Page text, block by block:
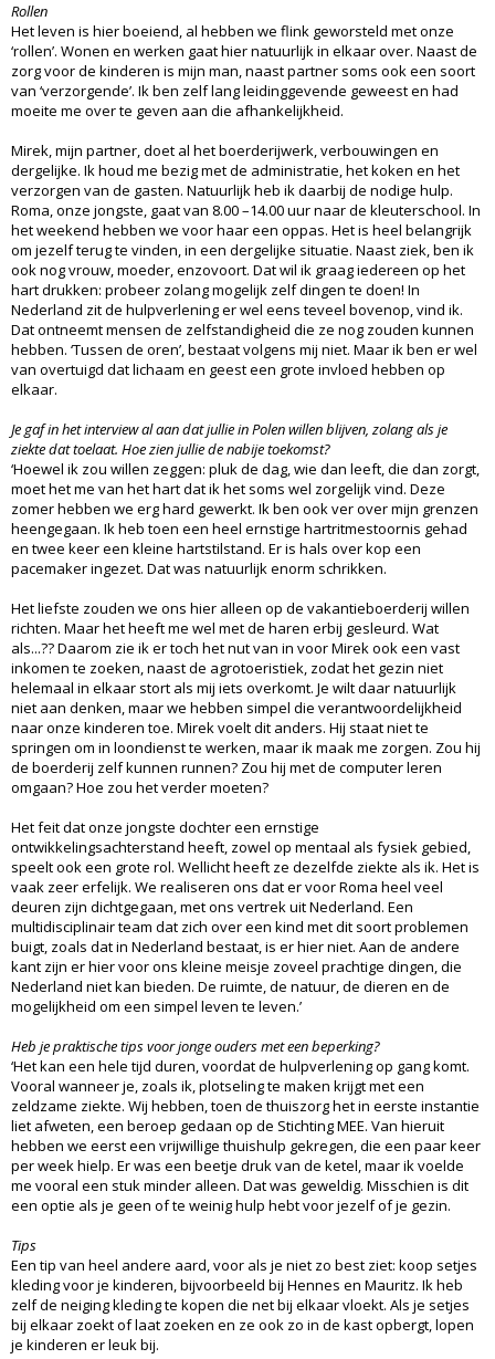
Rollen
Het leven is hier boeiend, al hebben we flink geworsteld met onze
‘rollen’. Wonen en werken gaat hier natuurlijk in elkaar over. Naast de
zorg voor de kinderen is mijn man, naast partner soms ook een soort
van ‘verzorgende’. Ik ben zelf lang leidinggevende geweest en had
moeite me over te geven aan die afhankelijkheid.
Mirek, mijn partner, doet al het boerderijwerk, verbouwingen en
dergelijke. Ik houd me bezig met de administratie, het koken en het
verzorgen van de gasten. Natuurlijk heb ik daarbij de nodige hulp.
Roma, onze jongste, gaat van 8.00 –14.00 uur naar de kleuterschool. In
het weekend hebben we voor haar een oppas. Het is heel belangrijk
om jezelf terug te vinden, in een dergelijke situatie. Naast ziek, ben ik
ook nog vrouw, moeder, enzovoort. Dat wil ik graag iedereen op het
hart drukken: probeer zolang mogelijk zelf dingen te doen! In
Nederland zit de hulpverlening er wel eens teveel bovenop, vind ik.
Dat ontneemt mensen de zelfstandigheid die ze nog zouden kunnen
hebben. ‘Tussen de oren’, bestaat volgens mij niet. Maar ik ben er wel
van overtuigd dat lichaam en geest een grote invloed hebben op
elkaar.
Je gaf in het interview al aan dat jullie in Polen willen blijven, zolang als je
ziekte dat toelaat. Hoe zien jullie de nabije toekomst?
‘Hoewel ik zou willen zeggen: pluk de dag, wie dan leeft, die dan zorgt,
moet het me van het hart dat ik het soms wel zorgelijk vind. Deze
zomer hebben we erg hard gewerkt. Ik ben ook ver over mijn grenzen
heengegaan. Ik heb toen een heel ernstige hartritmestoornis gehad
en twee keer een kleine hartstilstand. Er is hals over kop een
pacemaker ingezet. Dat was natuurlijk enorm schrikken.
Het liefste zouden we ons hier alleen op de vakantieboerderij willen
richten. Maar het heeft me wel met de haren erbij gesleurd. Wat
als...?? Daarom zie ik er toch het nut van in voor Mirek ook een vast
inkomen te zoeken, naast de agrotoeristiek, zodat het gezin niet
helemaal in elkaar stort als mij iets overkomt. Je wilt daar natuurlijk
niet aan denken, maar we hebben simpel die verantwoordelijkheid
naar onze kinderen toe. Mirek voelt dit anders. Hij staat niet te
springen om in loondienst te werken, maar ik maak me zorgen. Zou hij
de boerderij zelf kunnen runnen? Zou hij met de computer leren
omgaan? Hoe zou het verder moeten?
Het feit dat onze jongste dochter een ernstige
ontwikkelingsachterstand heeft, zowel op mentaal als fysiek gebied,
speelt ook een grote rol. Wellicht heeft ze dezelfde ziekte als ik. Het is
vaak zeer erfelijk. We realiseren ons dat er voor Roma heel veel
deuren zijn dichtgegaan, met ons vertrek uit Nederland. Een
multidisciplinair team dat zich over een kind met dit soort problemen
buigt, zoals dat in Nederland bestaat, is er hier niet. Aan de andere
kant zijn er hier voor ons kleine meisje zoveel prachtige dingen, die
Nederland niet kan bieden. De ruimte, de natuur, de dieren en de
mogelijkheid om een simpel leven te leven.’
Heb je praktische tips voor jonge ouders met een beperking?
‘Het kan een hele tijd duren, voordat de hulpverlening op gang komt.
Vooral wanneer je, zoals ik, plotseling te maken krijgt met een
zeldzame ziekte. Wij hebben, toen de thuiszorg het in eerste instantie
liet afweten, een beroep gedaan op de Stichting MEE. Van hieruit
hebben we eerst een vrijwillige thuishulp gekregen, die een paar keer
per week hielp. Er was een beetje druk van de ketel, maar ik voelde
me vooral een stuk minder alleen. Dat was geweldig. Misschien is dit
een optie als je geen of te weinig hulp hebt voor jezelf of je gezin.
Tips
Een tip van heel andere aard, voor als je niet zo best ziet: koop setjes
kleding voor je kinderen, bijvoorbeeld bij Hennes en Mauritz. Ik heb
zelf de neiging kleding te kopen die net bij elkaar vloekt. Als je setjes
bij elkaar zoekt of laat zoeken en ze ook zo in de kast opbergt, lopen
je kinderen er leuk bij.